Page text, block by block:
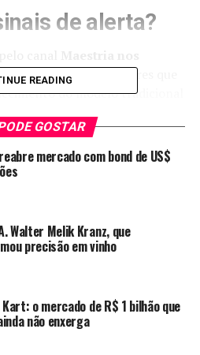
de alerta?
destaca diversos fatores que
do modelo tradicional
ações
de empresas como
como modelos de
sua presença nos
AliExpress e Amazon, que
e maior variedade.
READING
GOSTAR
mercado com bond de US$
Walter Melik Kranz, que
precisão em vinho
Kart: o mercado de R$ 1 bilhão que
não enxerga